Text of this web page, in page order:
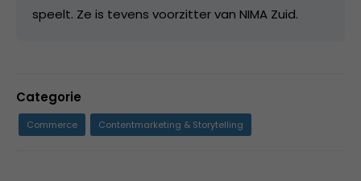
speelt. Ze is tevens voorzitter van NIMA Zuid.
Categorie
Commerce Contentmarketing & Storytelling